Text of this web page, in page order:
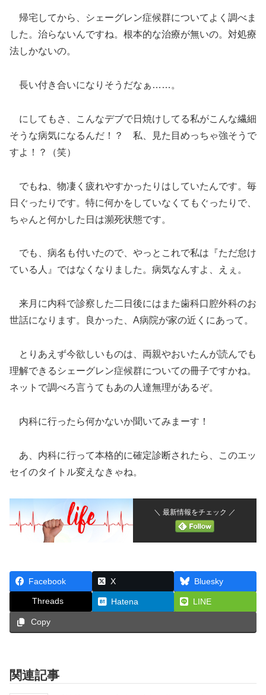
帰宅してから、シェーグレン症候群についてよく調べま
した。治らないんですね。根本的な治療が無いの。対処療
法しかないの。
長い付き合いになりそうだなぁ……。
にしてもさ、こんなデブで日焼けしてる私がこんな繊細
そうな病気になるんだ！？ 私、見た目めっちゃ強そうで
すよ！？（笑）
でもね、物凄く疲れやすかったりはしていたんです。毎
日ぐったりです。特に何かをしていなくてもぐったりで、
ちゃんと何かした日は瀕死状態です。
でも、病名も付いたので、やっとこれで私は『ただ怠け
ている人』ではなくなりました。病気なんすよ、えぇ。
来月に内科で診察した二日後にはまた歯科口腔外科のお
世話になります。良かった、A病院が家の近くにあって。
とりあえず今欲しいものは、両親やおいたんが読んでも
理解できるシェーグレン症候群についての冊子ですかね。
ネットで調べろ言うてもあの人達無理があるぞ。
内科に行ったら何かないか聞いてみまーす！
あ、内科に行って本格的に確定診断されたら、このエッ
セイのタイトル変えなきゃね。
＼ 最新情報をチェック ／
Facebook X Bluesky
Threads Hatena LINE
Copy
関連記事